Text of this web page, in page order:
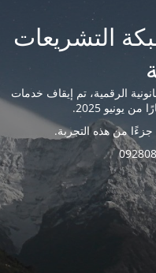
التشريعات
الرقمية، تم إيقاف خدمات
يونيو 2025.
من هذه التجربة.